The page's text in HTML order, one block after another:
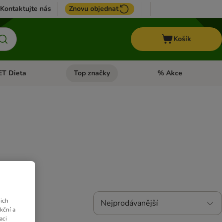
Kontaktujte nás Znovu objednat
Košík
menu: Koně
Dieta Otevřít menu: + VET Dieta
Top značky Otevřít menu: Top
% Akce
Nejprodávanější
a